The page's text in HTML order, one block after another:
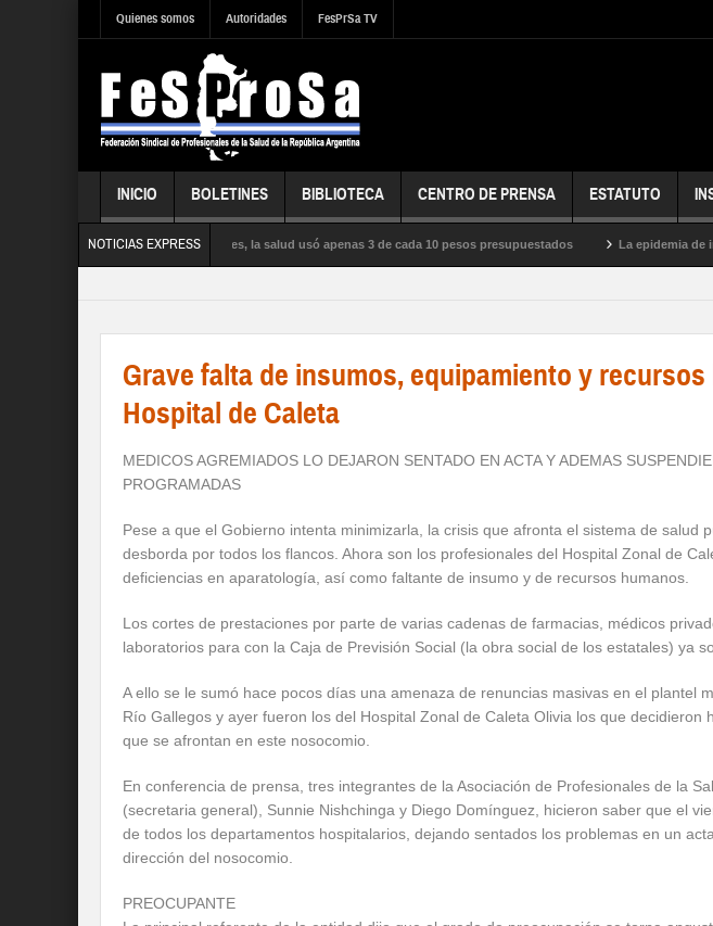
Quienes somos Autoridades FesPrSa TV
INICIO BOLETINES BIBLIOTECA CENTRO DE PRENSA ESTATUTO
NOTICIAS EXPRESS
la influenza satura los hospitales, la salud usó apenas 3 de cada 10 pesos presupuestados La epidemia de
Grave falta de insumos, equipamiento y
Hospital de Caleta
MEDICOS AGREMIADOS LO DEJARON SENTADO EN ACTA Y ADEMAS
PROGRAMADAS
Pese a que el Gobierno intenta minimizarla, la crisis que afronta el sistema de salud
desborda por todos los flancos. Ahora son los profesionales del Hospital Zonal de
deficiencias en aparatología, así como faltante de insumo y de recursos humanos.
Los cortes de prestaciones por parte de varias cadenas de farmacias, médicos
laboratorios para con la Caja de Previsión Social (la obra social de los estatales) ya
A ello se le sumó hace pocos días una amenaza de renuncias masivas en el plantel
Río Gallegos y ayer fueron los del Hospital Zonal de Caleta Olivia los que decidieron
que se afrontan en este nosocomio.
En conferencia de prensa, tres integrantes de la Asociación de Profesionales de la
(secretaria general), Sunnie Nishchinga y Diego Domínguez, hicieron saber que el
de todos los departamentos hospitalarios, dejando sentados los problemas en un
dirección del nosocomio.
PREOCUPANTE